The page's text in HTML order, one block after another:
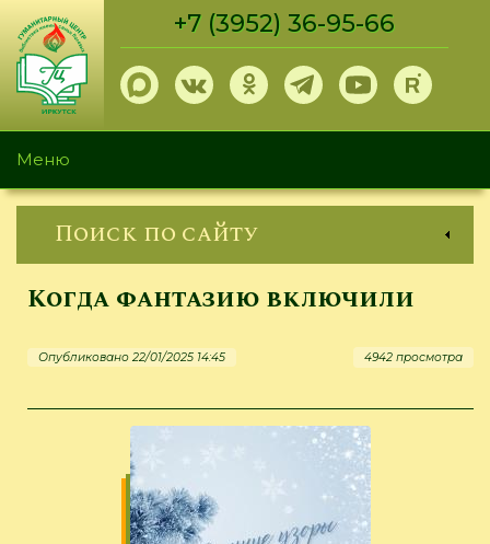
Перейти
основному
содержанию
+7 (3952) 36-95-66
Меню
Поиск по сайту
Когда фантазию включили
Опубликовано 22/01/2025 14:45 4942 просмотра